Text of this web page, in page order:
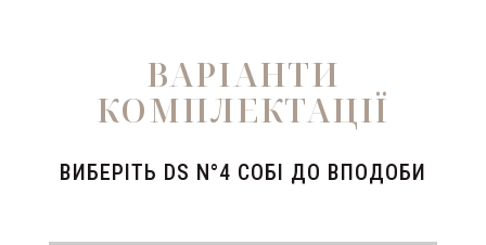
ВАРІАНТИ
КОМПЛЕКТАЦІЇ
ВИБЕРІТЬ DS N°4 СОБІ ДО ВПОДОБИ